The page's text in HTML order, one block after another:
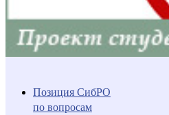
Позиция СибРО
по вопросам